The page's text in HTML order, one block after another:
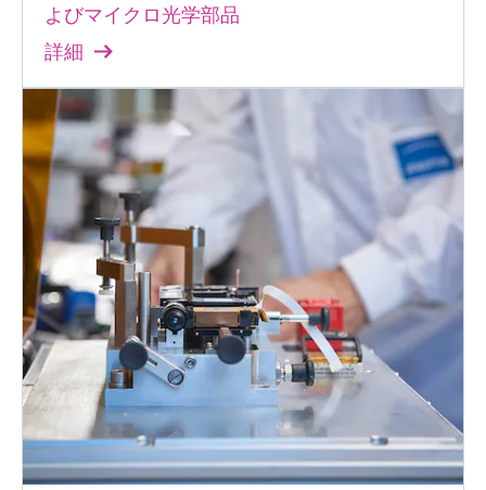
よびマイクロ光学部品
詳細